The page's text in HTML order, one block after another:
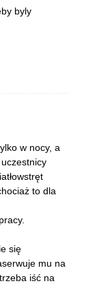
byly
w nocy, a
to dla
się
mu na
iść na